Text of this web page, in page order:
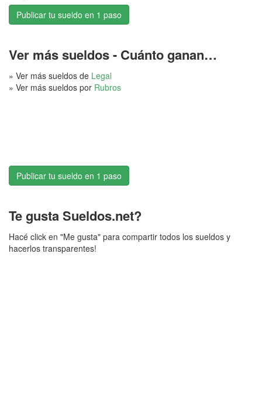
Publicar tu sueldo en 1 paso
Ver más sueldos - Cuánto ganan…
» Ver más sueldos de Legal
» Ver más sueldos por Rubros
Publicar tu sueldo en 1 paso
Te gusta Sueldos.net?
Hacé click en "Me gusta" para compartir todos los sueldos y
hacerlos transparentes!